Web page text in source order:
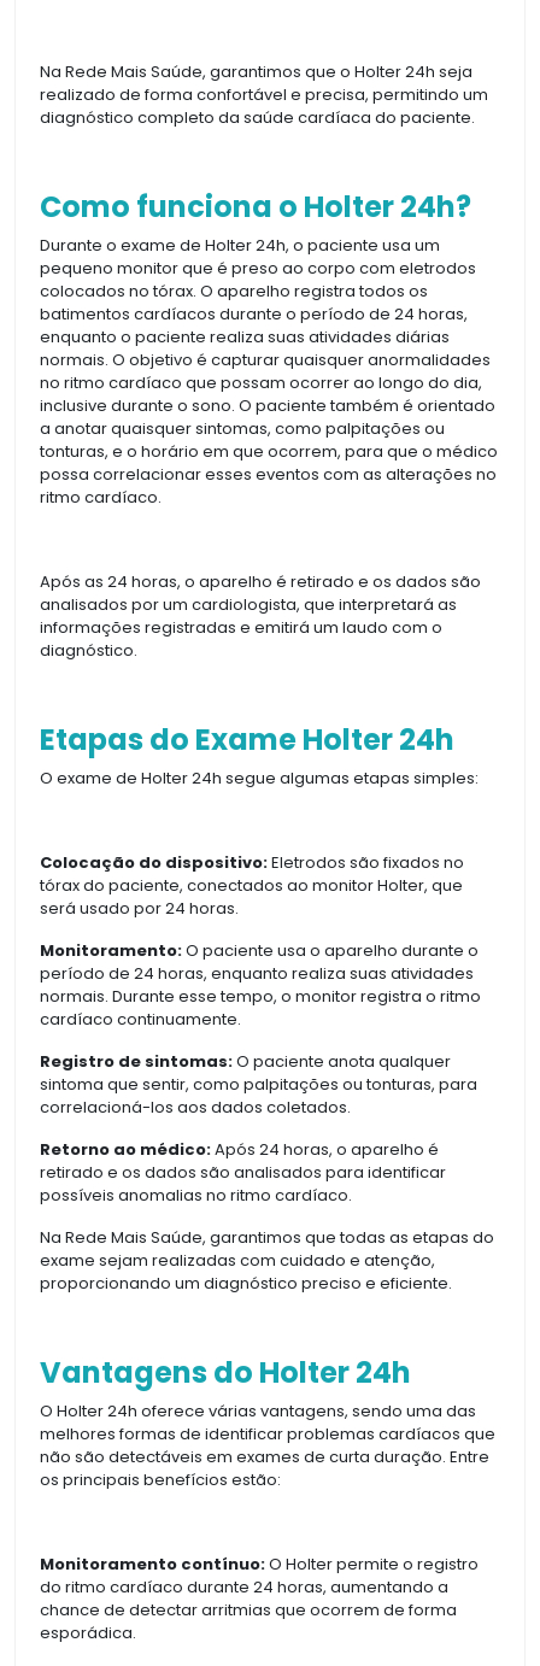
Na Rede Mais Saúde, garantimos que o Holter 24h seja
realizado de forma confortável e precisa, permitindo um
diagnóstico completo da saúde cardíaca do paciente.
Como funciona o Holter 24h?
Durante o exame de Holter 24h, o paciente usa um
pequeno monitor que é preso ao corpo com eletrodos
colocados no tórax. O aparelho registra todos os
batimentos cardíacos durante o período de 24 horas,
enquanto o paciente realiza suas atividades diárias
normais. O objetivo é capturar quaisquer anormalidades
no ritmo cardíaco que possam ocorrer ao longo do dia,
inclusive durante o sono. O paciente também é orientado
a anotar quaisquer sintomas, como palpitações ou
tonturas, e o horário em que ocorrem, para que o médico
possa correlacionar esses eventos com as alterações no
ritmo cardíaco.
Após as 24 horas, o aparelho é retirado e os dados são
analisados por um cardiologista, que interpretará as
informações registradas e emitirá um laudo com o
diagnóstico.
Etapas do Exame Holter 24h
O exame de Holter 24h segue algumas etapas simples:
Colocação do dispositivo:Eletrodos são fixados no
tórax do paciente, conectados ao monitor Holter, que
será usado por 24 horas.
Monitoramento:O paciente usa o aparelho durante o
período de 24 horas, enquanto realiza suas atividades
normais. Durante esse tempo, o monitor registra o ritmo
cardíaco continuamente.
Registro de sintomas:O paciente anota qualquer
sintoma que sentir, como palpitações ou tonturas, para
correlacioná-los aos dados coletados.
Retorno ao médico:Após 24 horas, o aparelho é
retirado e os dados são analisados para identificar
possíveis anomalias no ritmo cardíaco.
Na Rede Mais Saúde, garantimos que todas as etapas do
exame sejam realizadas com cuidado e atenção,
proporcionando um diagnóstico preciso e eficiente.
Vantagens do Holter 24h
O Holter 24h oferece várias vantagens, sendo uma das
melhores formas de identificar problemas cardíacos que
não são detectáveis em exames de curta duração. Entre
os principais benefícios estão:
Monitoramento contínuo:O Holter permite o registro
do ritmo cardíaco durante 24 horas, aumentando a
chance de detectar arritmias que ocorrem de forma
esporádica.